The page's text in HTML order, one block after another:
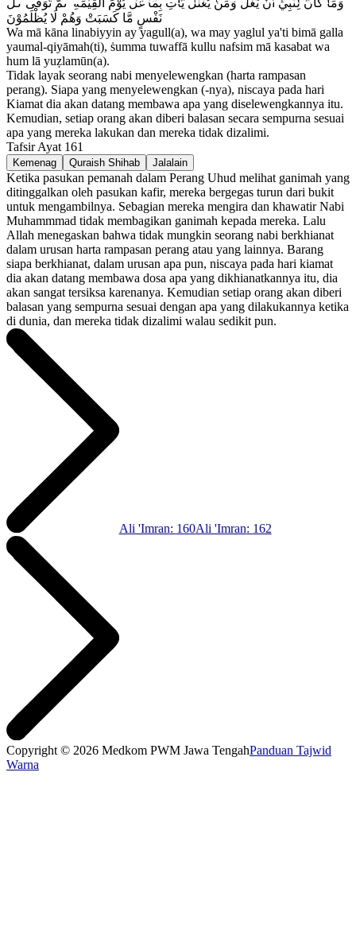
وَمَا كَانَ لِنَبِيٍّ اَنْ يَّغُلَّ ۗوَمَنْ يَّغْلُلْ يَأْتِ بِمَا غَلَّ يَوْمَ الْقِيٰمَةِ ۚ ثُمَّ تُوَفّٰى كُلُّ
نَفْسٍ مَّا كَسَبَتْ وَهُمْ لَا يُظْلَمُوْنَ
Wa mā kāna linabiyyin ay yagull(a), wa may yaglul ya'ti bimā galla
yaumal-qiyāmah(ti), ṡumma tuwaffā kullu nafsim mā kasabat wa
hum lā yuẓlamūn(a).
Tidak layak seorang nabi menyelewengkan (harta rampasan
perang). Siapa yang menyelewengkan (-nya), niscaya pada hari
Kiamat dia akan datang membawa apa yang diselewengkannya itu.
Kemudian, setiap orang akan diberi balasan secara sempurna sesuai
apa yang mereka lakukan dan mereka tidak dizalimi.
Tafsir Ayat 161
Kemenag Quraish Shihab Jalalain
Ketika pasukan pemanah dalam Perang Uhud melihat ganimah yang
ditinggalkan oleh pasukan kafir, mereka bergegas turun dari bukit
untuk mengambilnya. Sebagian mereka mengira dan khawatir Nabi
Muhammmad tidak membagikan ganimah kepada mereka. Lalu
Allah menegaskan bahwa tidak mungkin seorang nabi berkhianat
dalam urusan harta rampasan perang atau yang lainnya. Barang
siapa berkhianat, dalam urusan apa pun, niscaya pada hari kiamat
dia akan datang membawa dosa apa yang dikhianatkannya itu, dia
akan sangat tersiksa karenanya. Kemudian setiap orang akan diberi
balasan yang sempurna sesuai dengan apa yang dilakukannya ketika
di dunia, dan mereka tidak dizalimi walau sedikit pun.
Ali 'Imran: 160Ali 'Imran: 162
Copyright © 2026 Medkom PWM Jawa TengahPanduan Tajwid
Warna